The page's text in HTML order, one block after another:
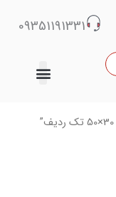
09351191331